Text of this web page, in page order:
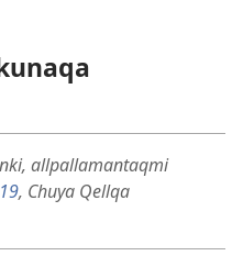
allpallamantaqmi
, Chuya Qellqa